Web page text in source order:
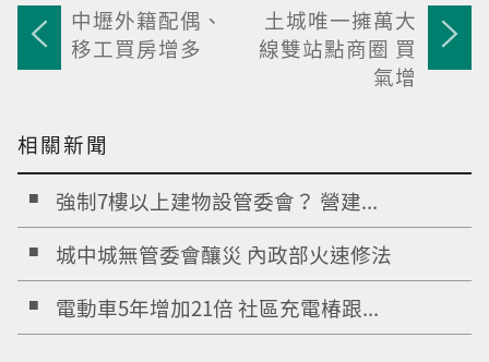
中壢外籍配偶、
移工買房增多
土城唯一擁萬大
線雙站點商圈 買
氣增
相關新聞
強制7樓以上建物設管委會？ 營建...
城中城無管委會釀災 內政部火速修法
電動車5年增加21倍 社區充電椿跟...